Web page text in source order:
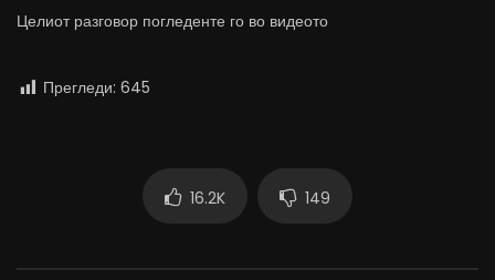
Целиот разговор погледенте го во видеото
Прегледи: 645
16.2K 149